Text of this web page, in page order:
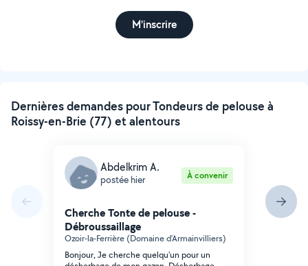
M'inscrire
Dernières demandes pour Tondeurs de pelouse à
Roissy-en-Brie (77) et alentours
Abdelkrim A.
postée hier À convenir
Cherche Tonte de pelouse -
Débroussaillage
Ozoir-la-Ferrière (Domaine d'Armainvilliers)
Bonjour, Je cherche quelqu'un pour un